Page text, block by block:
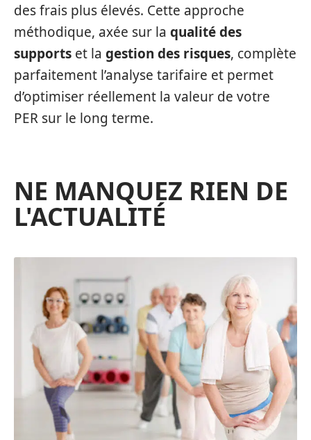
des frais plus élevés. Cette approche
méthodique, axée sur la qualité des
supports et la gestion des risques, complète
parfaitement l’analyse tarifaire et permet
d’optimiser réellement la valeur de votre
PER sur le long terme.
NE MANQUEZ RIEN DE
L'ACTUALITÉ